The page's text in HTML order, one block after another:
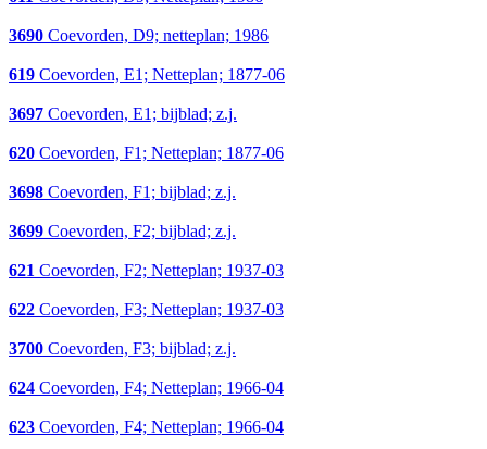
3690 Coevorden, D9; netteplan; 1986
619 Coevorden, E1; Netteplan; 1877-06
3697 Coevorden, E1; bijblad; z.j.
620 Coevorden, F1; Netteplan; 1877-06
3698 Coevorden, F1; bijblad; z.j.
3699 Coevorden, F2; bijblad; z.j.
621 Coevorden, F2; Netteplan; 1937-03
622 Coevorden, F3; Netteplan; 1937-03
3700 Coevorden, F3; bijblad; z.j.
624 Coevorden, F4; Netteplan; 1966-04
623 Coevorden, F4; Netteplan; 1966-04